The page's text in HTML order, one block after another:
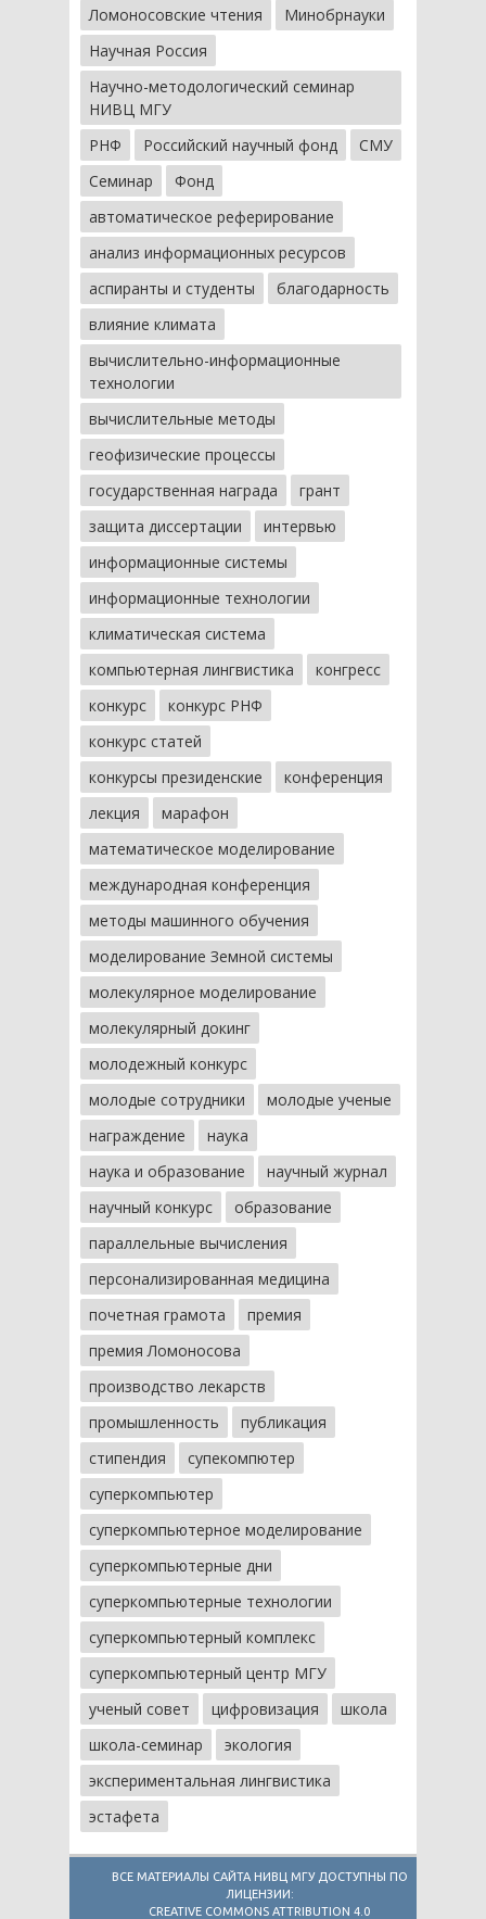
Ломоносовские чтения
Минобрнауки
Научная Россия
Научно-методологический семинар
НИВЦ МГУ
РНФ
Российский научный фонд
СМУ
Семинар
Фонд
автоматическое реферирование
анализ информационных ресурсов
аспиранты и студенты
благодарность
влияние климата
вычислительно-информационные
технологии
вычислительные методы
геофизические процессы
государственная награда
грант
защита диссертации
интервью
информационные системы
информационные технологии
климатическая система
компьютерная лингвистика
конгресс
конкурс
конкурс РНФ
конкурс статей
конкурсы президенские
конференция
лекция
марафон
математическое моделирование
международная конференция
методы машинного обучения
моделирование Земной системы
молекулярное моделирование
молекулярный докинг
молодежный конкурс
молодые сотрудники
молодые ученые
награждение
наука
наука и образование
научный журнал
научный конкурс
образование
параллельные вычисления
персонализированная медицина
почетная грамота
премия
премия Ломоносова
производство лекарств
промышленность
публикация
стипендия
супекомпютер
суперкомпьютер
суперкомпьютерное моделирование
суперкомпьютерные дни
суперкомпьютерные технологии
суперкомпьютерный комплекс
суперкомпьютерный центр МГУ
ученый совет
цифровизация
школа
школа-семинар
экология
экспериментальная лингвистика
эстафета
ВСЕ МАТЕРИАЛЫ САЙТА НИВЦ МГУ ДОСТУПНЫ ПО
ЛИЦЕНЗИИ:
CREATIVE COMMONS ATTRIBUTION 4.0